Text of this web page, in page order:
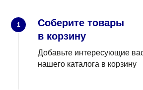
1
Соберите товары
в корзину
Добавьте интересующие
нашего каталога в корзину